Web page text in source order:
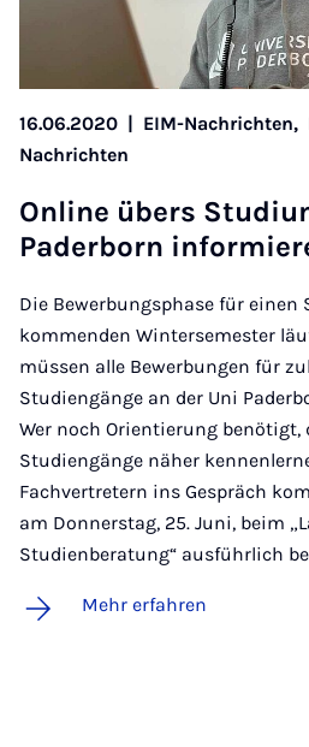
16.06.2020 | EIM-Nachrichten,
Nachrichten
On­line übers
Pa­der­born
Die Bewerbungsphase für
kommenden Wintersemester
müssen alle Bewerbungen für
Studiengänge an der Uni
Wer noch Orientierung benötigt,
Studiengänge näher
Fachvertretern ins Gespräch
am Donnerstag, 25. Juni, beim
Studienberatung“ ausführlich
Mehr erfahren